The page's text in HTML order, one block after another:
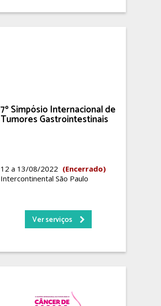
7º Simpósio Internacional de
Tumores Gastrointestinais
12 a 13/08/2022 (Encerrado)
Intercontinental São Paulo
Ver serviços